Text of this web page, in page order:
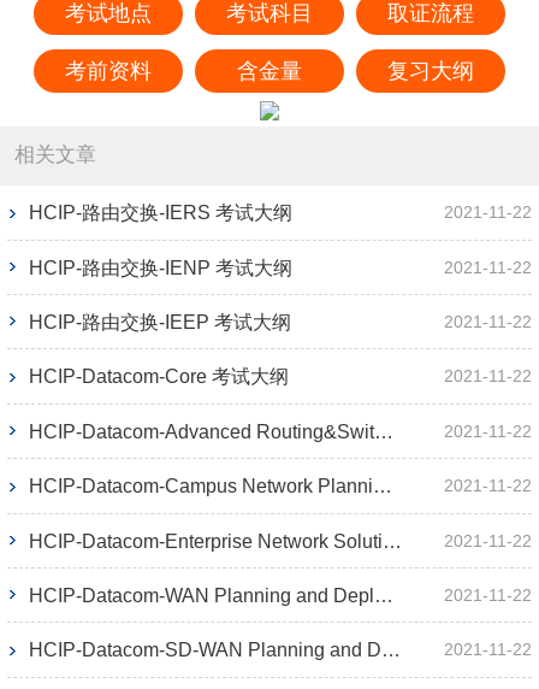
考试地点 考试科目 取证流程
考前资料 含金量 复习大纲
相关文章
HCIP-路由交换-IERS 考试大纲 2021-11-22
HCIP-路由交换-IENP 考试大纲 2021-11-22
HCIP-路由交换-IEEP 考试大纲 2021-11-22
HCIP-Datacom-Core 考试大纲 2021-11-22
HCIP-Datacom-Advanced Routing&Switching 考试大纲 2021-11-22
HCIP-Datacom-Campus Network Planning and Deployment 考试大纲 2021-11-22
HCIP-Datacom-Enterprise Network Solution Design 考试大纲 2021-11-22
HCIP-Datacom-WAN Planning and Deployment 考试大纲 2021-11-22
HCIP-Datacom-SD-WAN Planning and Deployment 考试大纲 2021-11-22